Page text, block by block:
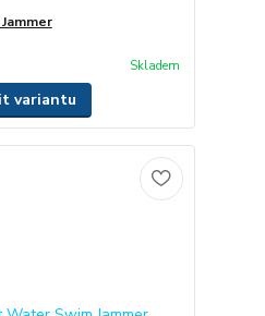
Skladem
variantu